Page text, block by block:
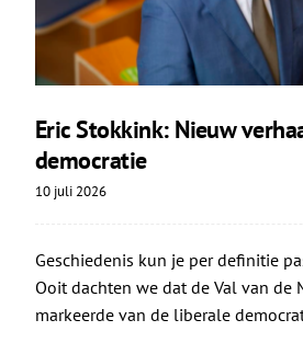
Eric Stokkink: Nieuw
democratie
10 juli 2026
Geschiedenis kun je per definitie
Ooit dachten we dat de Val van de
markeerde van de liberale